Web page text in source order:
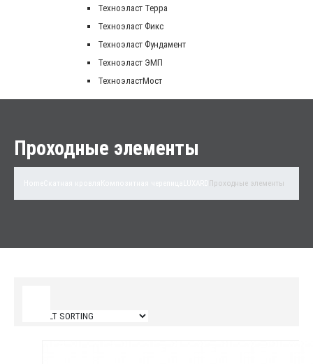
Техноэласт Терра
Техноэласт Фикс
Техноэласт Фундамент
Техноэласт ЭМП
ТехноэластМост
Проходные элементы
Проходные элементы